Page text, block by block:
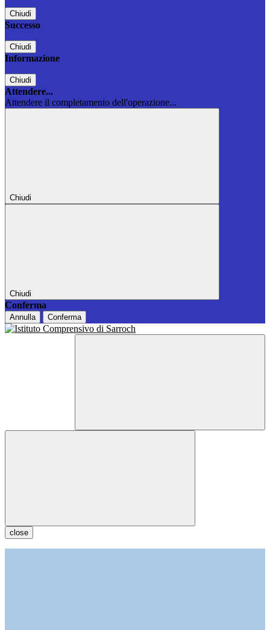
Chiudi
Successo
Chiudi
Informazione
Chiudi
Attendere...
Attendere il completamento dell'operazione...
Chiudi
Chiudi
Conferma
Annulla Conferma
close